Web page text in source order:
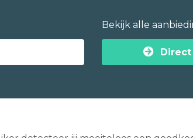
Bekijk alle